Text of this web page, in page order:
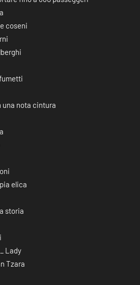
coseni
una nota cintura
elica
storia
Lady
Tzara